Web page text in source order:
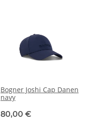
Bogner Joshi Cap Danen
navy
80,00 €